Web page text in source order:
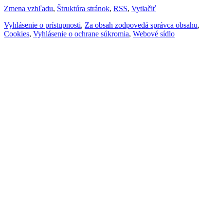
Zmena vzhľadu, Štruktúra stránok, RSS, Vytlačiť
Vyhlásenie o prístupnosti, Za obsah zodpovedá správca obsahu,
Cookies, Vyhlásenie o ochrane súkromia, Webové sídlo